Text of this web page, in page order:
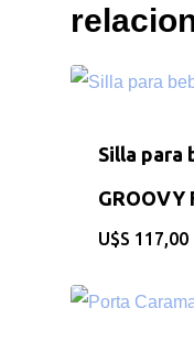
Silla para
GROOVY
$ 117,00